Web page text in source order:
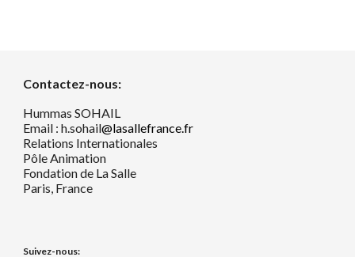
Contactez-nous:
Hummas SOHAIL
Email : h.sohail@lasallefrance.fr
Relations Internationales
Pôle Animation
Fondation de La Salle
Paris, France
Suivez-nous: